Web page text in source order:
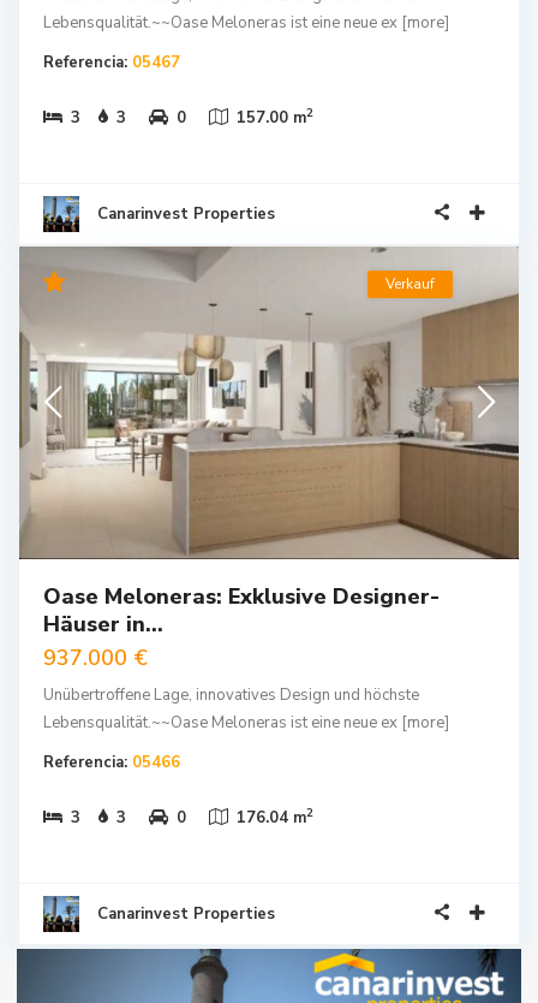
Lebensqualität.~~Oase Meloneras ist eine neue ex [more]
Referencia: 05467
3 3 0 157.00 m2
Canarinvest Properties
Verkauf
Oase Meloneras: Exklusive Designer-
Häuser in...
937.000 €
Unübertroffene Lage, innovatives Design und höchste
Lebensqualität.~~Oase Meloneras ist eine neue ex [more]
Referencia: 05466
3 3 0 176.04 m2
Canarinvest Properties